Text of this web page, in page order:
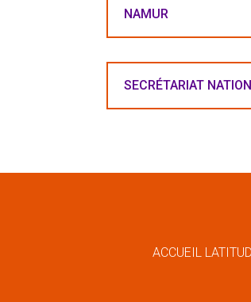
NAMUR
SECRÉTARIAT
ACCUEIL